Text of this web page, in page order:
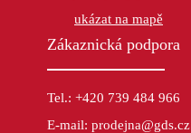
ukázat na mapě
Zákaznická podpora
Tel.: +420 739 484 966
E-mail: prodejna@gds.cz